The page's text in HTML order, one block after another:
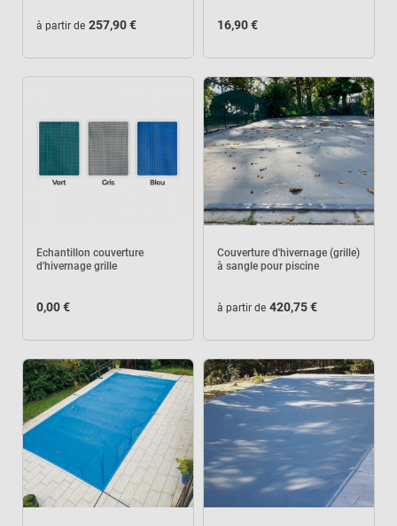
à partir de 257,90 € 16,90 €
Echantillon couverture
d'hivernage grille
0,00 €
Couverture d'hivernage (grille)
à sangle pour piscine
à partir de 420,75 €